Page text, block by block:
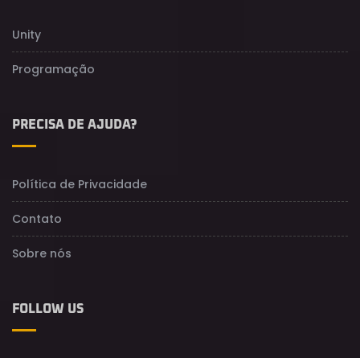
Unity
Programação
PRECISA DE AJUDA?
Política de Privacidade
Contato
Sobre nós
FOLLOW US